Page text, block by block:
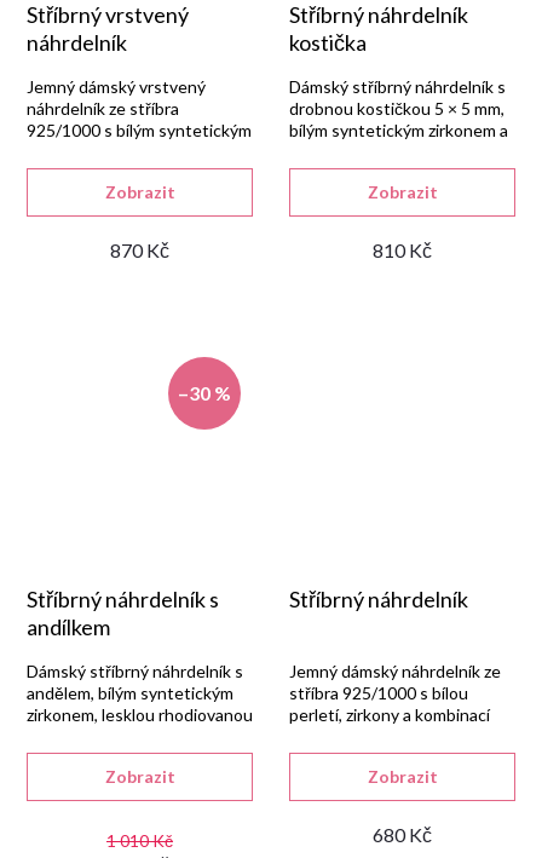
Stříbrný vrstvený
náhrdelník
870 Kč
Zobrazit
Jemný dámský vrstvený
náhrdelník ze stříbra
925/1000 s bílým syntetickým
úpravou a karabinou.
Stříbrný náhrdelník
kostička
810 Kč
Zobrazit
Dámský stříbrný náhrdelník s
drobnou kostičkou 5 × 5 mm,
bílým syntetickým zirkonem a
povrchovou úpravou.
–30 %
Stříbrný náhrdelník s
andílkem
1 010 Kč
Zobrazit
Dámský stříbrný náhrdelník s
andělem, bílým syntetickým
zirkonem, lesklou rhodiovanou
karabinu.
Stříbrný náhrdelník
680 Kč
Zobrazit
Jemný dámský náhrdelník ze
stříbra 925/1000 s bílou
perletí, zirkony a kombinací
úpravy.